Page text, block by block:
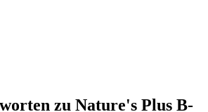
zu Nature's Plus B-